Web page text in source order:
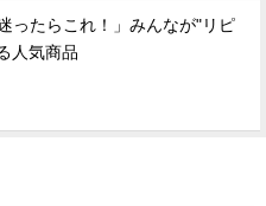
ったらこれ！」みんなが"リピ
人気商品